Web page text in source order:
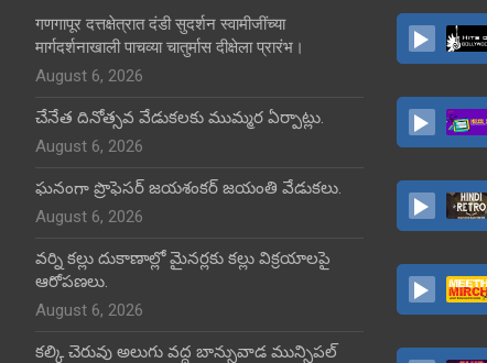
गणगापूर दत्तक्षेत्रात दंडी सुदर्शन स्वामीजींच्या
मार्गदर्शनाखाली पाचव्या चातुर्मास दीक्षेला प्रारंभ।
August 6, 2026
చేనేత దినోత్సవ వేడుకలకు ముమ్మర ఏర్పాట్లు.
August 6, 2026
ఘనంగా ప్రొఫెసర్ జయశంకర్ జయంతి వేడుకలు.
August 6, 2026
వర్ని కల్లు దుకాణాల్లో మైనర్లకు కల్లు విక్రయాలపై
ఆరోపణలు.
August 6, 2026
కల్కి చెరువు అలుగు వద్ద బాన్సువాడ మున్సిపల్